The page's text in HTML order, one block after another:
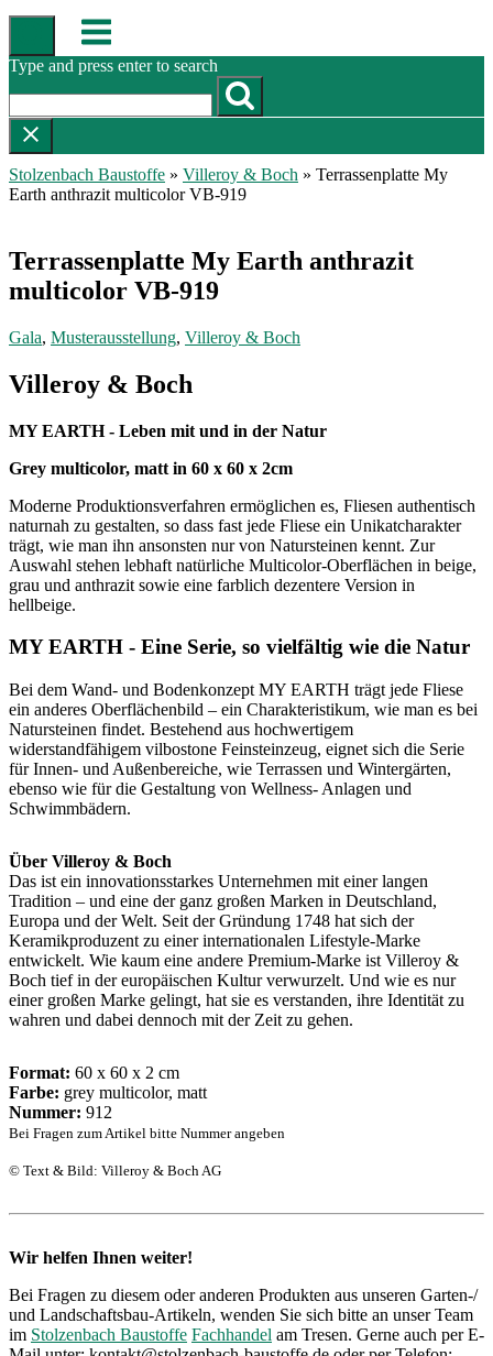
Skip
content
Menu
Type and press enter to search
Stolzenbach Baustoffe » Villeroy & Boch » Terrassenplatte My
Earth anthrazit multicolor VB-919
Terrassenplatte My Earth anthrazit
multicolor VB-919
Gala, Musterausstellung, Villeroy & Boch
Villeroy & Boch
MY EARTH - Leben mit und in der Natur
Grey multicolor, matt in 60 x 60 x 2cm
Moderne Produktionsverfahren ermöglichen es, Fliesen authentisch
naturnah zu gestalten, so dass fast jede Fliese ein Unikatcharakter
trägt, wie man ihn ansonsten nur von Natursteinen kennt. Zur
Auswahl stehen lebhaft natürliche Multicolor-Oberflächen in beige,
grau und anthrazit sowie eine farblich dezentere Version in
hellbeige.
MY EARTH - Eine Serie, so vielfältig wie die Natur
Bei dem Wand- und Bodenkonzept MY EARTH trägt jede Fliese
ein anderes Oberflächenbild – ein Charakteristikum, wie man es bei
Natursteinen findet. Bestehend aus hochwertigem
widerstandfähigem vilbostone Feinsteinzeug, eignet sich die Serie
für Innen- und Außenbereiche, wie Terrassen und Wintergärten,
ebenso wie für die Gestaltung von Wellness- Anlagen und
Schwimmbädern.
Über Villeroy & Boch
Das ist ein innovationsstarkes Unternehmen mit einer langen
Tradition – und eine der ganz großen Marken in Deutschland,
Europa und der Welt. Seit der Gründung 1748 hat sich der
Keramikproduzent zu einer internationalen Lifestyle-Marke
entwickelt. Wie kaum eine andere Premium-Marke ist Villeroy &
Boch tief in der europäischen Kultur verwurzelt. Und wie es nur
einer großen Marke gelingt, hat sie es verstanden, ihre Identität zu
wahren und dabei dennoch mit der Zeit zu gehen.
Format: 60 x 60 x 2 cm
Farbe: grey multicolor, matt
Nummer: 912
Bei Fragen zum Artikel bitte Nummer angeben
© Text & Bild: Villeroy & Boch AG
Wir helfen Ihnen weiter!
Bei Fragen zu diesem oder anderen Produkten aus unseren Garten-/
und Landschaftsbau-Artikeln, wenden Sie sich bitte an unser Team
im Stolzenbach Baustoffe Fachhandel am Tresen. Gerne auch per E-